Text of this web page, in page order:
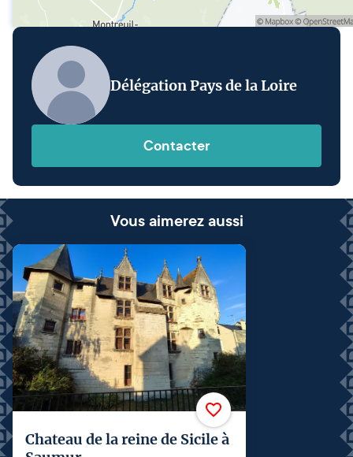
Délégation Pays de la Loire
Contacter
Vous aimerez aussi
Chateau de la reine de Sicile à